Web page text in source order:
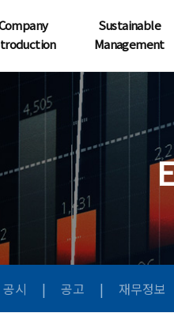
Sustainable
Management
공시 | 공고 | 재무정보